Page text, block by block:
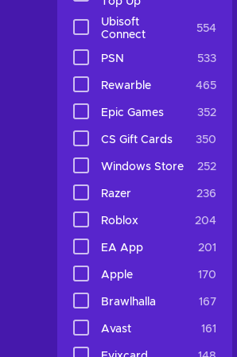
Ubisoft
Connect
554
PSN 533
Rewarble 465
Epic Games 352
CS Gift Cards 350
Windows Store 252
Razer 236
Roblox 204
EA App 201
Apple 170
Brawlhalla 167
Avast 161